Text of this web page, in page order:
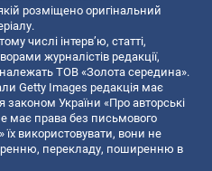
розміщено оригінальний
числі інтерв’ю, статті,
журналістів редакції,
ТОВ «Золота середина».
Getty Images редакція має
України «Про авторські
має права без письмового
використовувати, вони не
перекладу, поширенню в